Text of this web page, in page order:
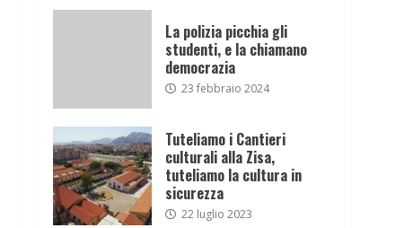
La polizia picchia gli
studenti, e la chiamano
democrazia
23 febbraio 2024
Tuteliamo i Cantieri
culturali alla Zisa,
tuteliamo la cultura in
sicurezza
22 luglio 2023